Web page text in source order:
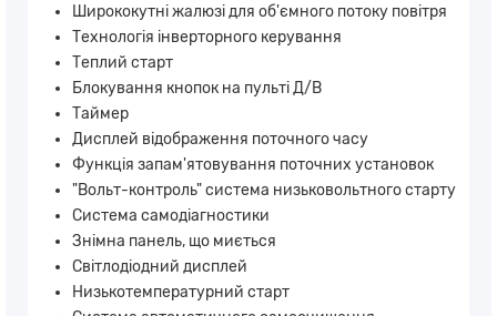
Ширококутні жалюзі для об'ємного потоку повітря
Технологія інверторного керування
Теплий старт
Блокування кнопок на пульті Д/В
Таймер
Дисплей відображення поточного часу
Функція запам'ятовування поточних установок
"Вольт-контроль" система низьковольтного старту
Система самодіагностики
Знімна панель, що миється
Світлодіодний дисплей
Низькотемпературний старт